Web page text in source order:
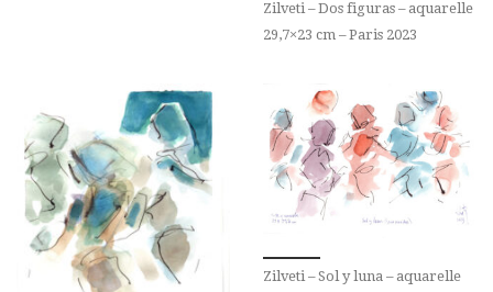
Zilveti – Dos figuras – aquarelle
29,7×23 cm – Paris 2023
Zilveti – Sol y luna – aquarelle